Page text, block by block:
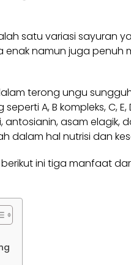
satu variasi sayuran
enak namun juga penuh
terong ungu
A, B kompleks, C, E,
antosianin, asam elagik,
dalam hal nutrisi dan
ini tiga manfaat